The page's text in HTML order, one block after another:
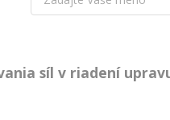
meno:
síl v riadení